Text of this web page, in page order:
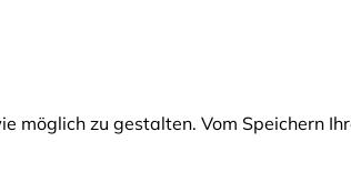
möglich zu gestalten. Vom Speichern